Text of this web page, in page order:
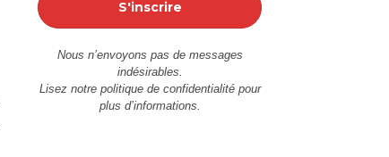
Nous n’envoyons pas de messages
indésirables.
Lisez notre politique de confidentialitépour
plus d’informations.